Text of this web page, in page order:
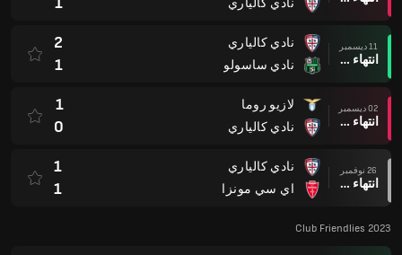
نادي كالياري
11 ديسمبر
انتهاء وقت المباراة
نادي كالياري
نادي ساسولو
2
1
02 ديسمبر
انتهاء وقت المباراة
لازيو روما
نادي كالياري
1
0
26 نوفمبر
انتهاء وقت المباراة
نادي كالياري
اي سي مونزا
1
1
Club Friendlies 2023